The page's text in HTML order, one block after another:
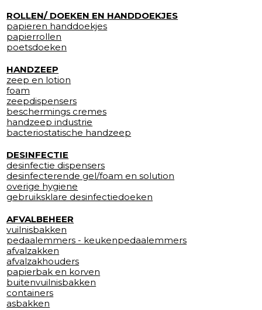
ROLLEN/ DOEKEN EN HANDDOEKJES
papieren handdoekjes
papierrollen
poetsdoeken
HANDZEEP
zeep en lotion
foam
zeepdispensers
beschermings cremes
handzeep industrie
bacteriostatische handzeep
DESINFECTIE
desinfectie dispensers
desinfecterende gel/foam en solution
overige hygiene
gebruiksklare desinfectiedoeken
AFVALBEHEER
vuilnisbakken
pedaalemmers - keukenpedaalemmers
afvalzakken
afvalzakhouders
papierbak en korven
buitenvuilnisbakken
containers
asbakken